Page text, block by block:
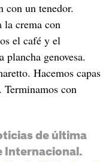
con un tenedor.
la crema con
el café y el
genovesa.
Hacemos capas
Terminamos con
de última
Internacional.